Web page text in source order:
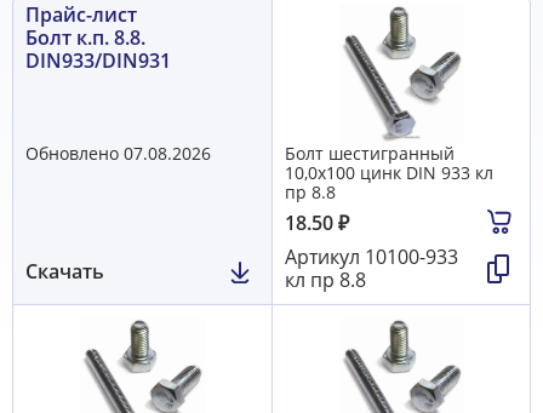
Прайс-лист
Болт к.п. 8.8.
DIN933/DIN931
Обновлено 07.08.2026
Скачать
Болт шестигранный
10,0х100 цинк DIN 933 кл
пр 8.8
18.50₽
Артикул 10100-933
кл пр 8.8